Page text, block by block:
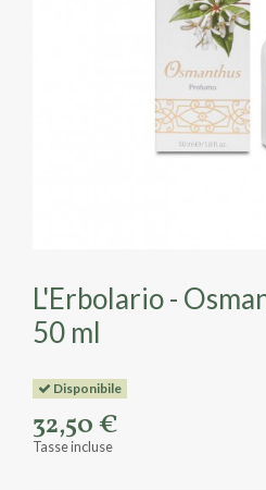
L'Erbolario -
50 ml
Disponibile
32,50 €
Tasse incluse